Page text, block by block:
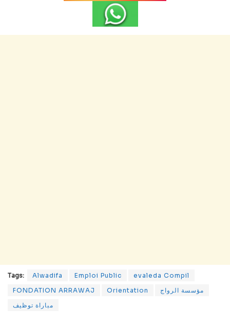
Tags: Alwadifa Emploi Public
evaleda Compil
FONDATION ARRAWAJ
Orientation
مؤسسة الرواج
مباراة توظيف